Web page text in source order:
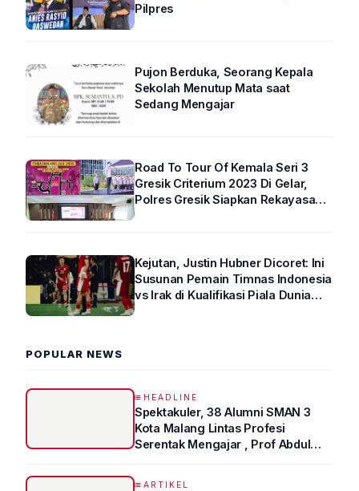
Pilpres
Pujon Berduka, Seorang Kepala
Sekolah Menutup Mata saat
Sedang Mengajar
Road To Tour Of Kemala Seri 3
Gresik Criterium 2023 Di Gelar,
Polres Gresik Siapkan Rekayasa
Kejutan, Justin Hubner Dicoret: Ini
Susunan Pemain Timnas Indonesia
vs Irak di Kualifikasi Piala Dunia
POPULAR NEWS
HEADLINE
Spektakuler, 38 Alumni SMAN 3
Kota Malang Lintas Profesi
Serentak Mengajar , Prof Abdul
ARTIKEL